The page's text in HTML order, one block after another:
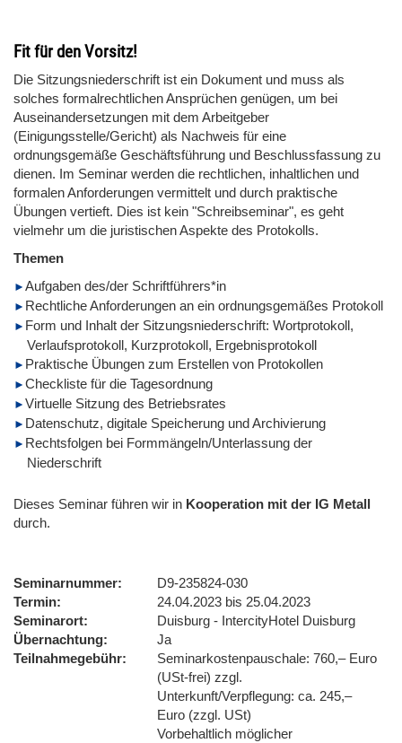
Fit für den Vorsitz!
Die Sitzungsniederschrift ist ein Dokument und muss als
solches formalrechtlichen Ansprüchen genügen, um bei
Auseinandersetzungen mit dem Arbeitgeber
(Einigungsstelle/Gericht) als Nachweis für eine
ordnungsgemäße Geschäftsführung und Beschlussfassung zu
dienen. Im Seminar werden die rechtlichen, inhaltlichen und
formalen Anforderungen vermittelt und durch praktische
Übungen vertieft. Dies ist kein "Schreibseminar", es geht
vielmehr um die juristischen Aspekte des Protokolls.
Themen
Aufgaben des/der Schriftführers*in
Rechtliche Anforderungen an ein ordnungsgemäßes Protokoll
Form und Inhalt der Sitzungsniederschrift: Wortprotokoll,
Verlaufsprotokoll, Kurzprotokoll, Ergebnisprotokoll
Praktische Übungen zum Erstellen von Protokollen
Checkliste für die Tagesordnung
Virtuelle Sitzung des Betriebsrates
Datenschutz, digitale Speicherung und Archivierung
Rechtsfolgen bei Formmängeln/Unterlassung der
Niederschrift
Dieses Seminar führen wir in Kooperation mit der IG Metall
durch.
Seminarnummer
D9-235824-030
Termin
24.04.2023 bis 25.04.2023
Seminarort
Duisburg - IntercityHotel Duisburg
Übernachtung
Ja
Teilnahmegebühr
Seminarkostenpauschale: 760,– Euro
(USt-frei) zzgl.
Unterkunft/Verpflegung: ca. 245,–
Euro (zzgl. USt)
Vorbehaltlich möglicher